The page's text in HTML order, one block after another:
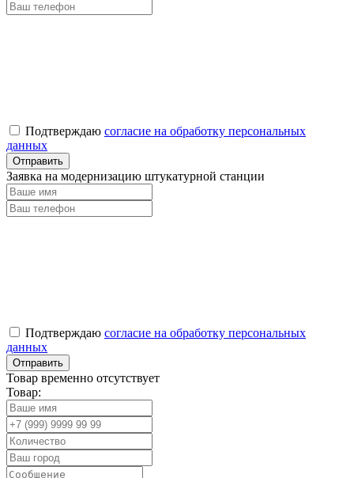
Подтверждаю согласие на обработку персональных
данных
Заявка на модернизацию штукатурной станции
Подтверждаю согласие на обработку персональных
данных
Товар временно отсутствует
Товар: